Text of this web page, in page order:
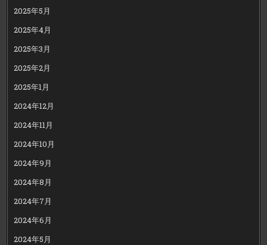
2025年5月
2025年4月
2025年3月
2025年2月
2025年1月
2024年12月
2024年11月
2024年10月
2024年9月
2024年8月
2024年7月
2024年6月
2024年5月